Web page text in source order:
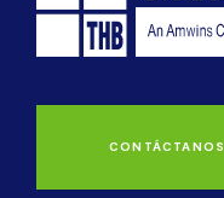
CONTÁCTANOS